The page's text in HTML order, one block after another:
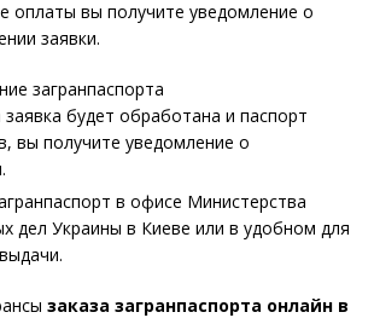
оплаты вы получите уведомление о
заявки.
загранпаспорта
будет обработана и паспорт
вы получите уведомление о
в офисе Министерства
дел Украины в Киеве или в удобном для
заказа загранпаспорта онлайн в